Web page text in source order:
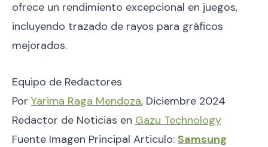
ofrece un rendimiento excepcional en juegos,
incluyendo trazado de rayos para gráficos
mejorados.
Equipo de Redactores
Por Yarima Raga Mendoza, Diciembre 2024
Redactor de Noticias en Gazu Technology
Fuente Imagen Principal Articulo: Samsung